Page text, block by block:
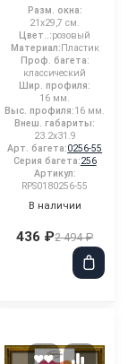
Разм. окна:
21x29,7 см.
Цвет..:розовый
Материал:Пластик
Проф. багета:
классический
Шир. профиля:
16 мм.
Выс. профиля:16 мм.
Внеш. габариты:
23.2x31.9
Арт. багета:0256-55
Серия багета:256
Артикул:
RPS0180256-55
В наличии
436 ₽2 494 ₽